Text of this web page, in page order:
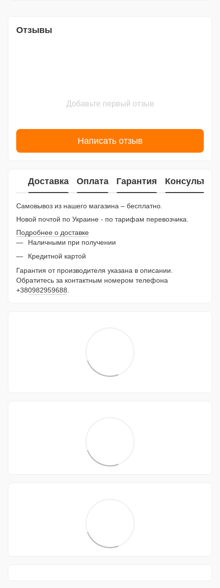
Отзывы
Добавьте первый отзыв
Написать отзыв
Доставка Оплата Гарантия
Самовывоз из нашего магазина – бесплатно.
Новой почтой по Украине - по тарифам перевозчика.
Подробнее о доставке
Наличными при получении
Кредитной картой
Гарантия от производителя указана в описании.
Обратитесь за контактным номером телефона
+380982959688